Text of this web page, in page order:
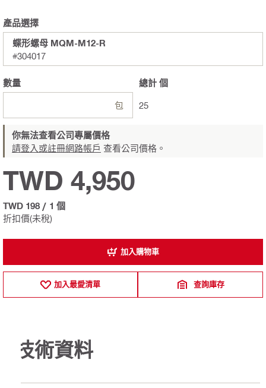
產品選擇
蝶形螺母 MQM-M12-R
#304017
數量
包
總計 個
25
你無法查看公司專屬價格
請登入或註冊網路帳戶 查看公司價格。
折扣價(未稅)
TWD 4,950
TWD 198 / 1 個
加入購物車
加入最愛清單 查詢庫存
技術資料